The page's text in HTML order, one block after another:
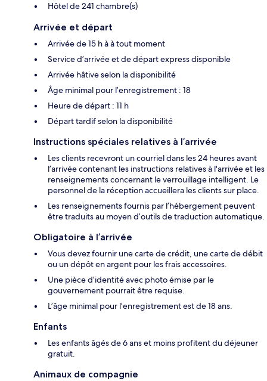
Hôtel de 241 chambre(s)
Arrivée et départ
Arrivée de 15 h à à tout moment
Service d’arrivée et de départ express disponible
Arrivée hâtive selon la disponibilité
Âge minimal pour l’enregistrement : 18
Heure de départ : 11 h
Départ tardif selon la disponibilité
Instructions spéciales relatives à l’arrivée
Les clients recevront un courriel dans les 24 heures avant
l’arrivée contenant les instructions relatives à l'arrivée et les
renseignements concernant le verrouillage intelligent. Le
personnel de la réception accueillera les clients sur place.
Les renseignements fournis par l’hébergement peuvent
être traduits au moyen d’outils de traduction automatique.
Obligatoire à l’arrivée
Vous devez fournir une carte de crédit, une carte de débit
ou un dépôt en argent pour les frais accessoires.
Une pièce d’identité avec photo émise par le
gouvernement pourrait être requise.
L’âge minimal pour l’enregistrement est de 18 ans.
Enfants
Les enfants âgés de 6 ans et moins profitent du déjeuner
gratuit.
Animaux de compagnie